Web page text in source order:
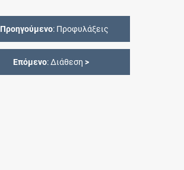
Προηγούμενο: Προφυλάξεις
Επόμενο: Διάθεση >